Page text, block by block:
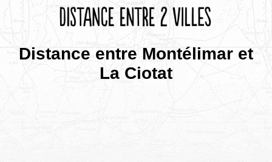
Distance entre Montélimar et
La Ciotat